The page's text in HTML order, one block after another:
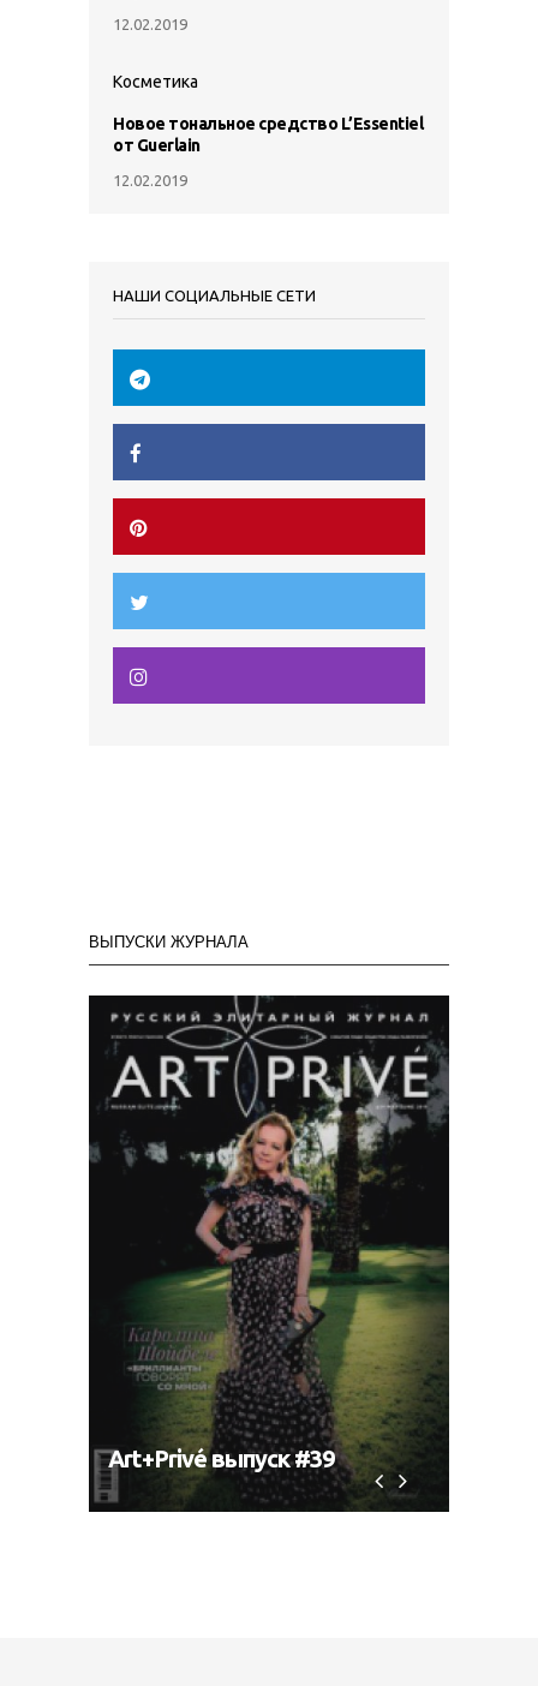
12.02.2019
Косметика
Новое тональное средство L’Essentiel
от Guerlain
12.02.2019
НАШИ СОЦИАЛЬНЫЕ СЕТИ
ВЫПУСКИ ЖУРНАЛА
Art+Privé выпуск #39